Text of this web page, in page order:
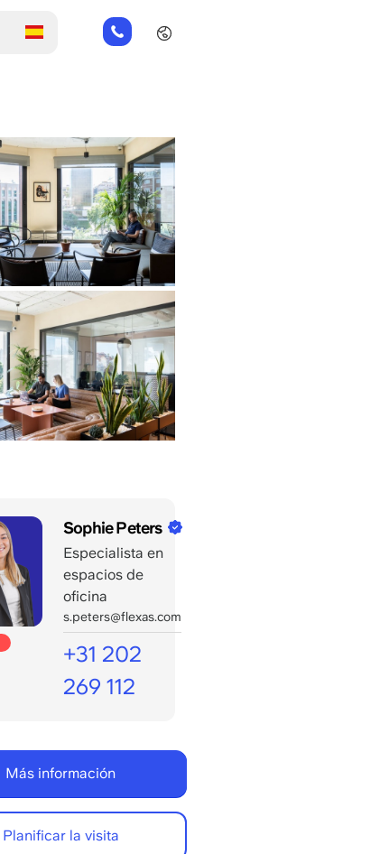
+31
202
Sophie Peters
Especialista en
espacios de
oficina
s.peters@flexas.com
+31 202
269 112
Más información
Planificar la visita